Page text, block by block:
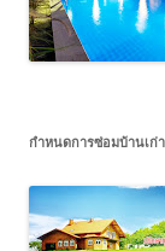
กำหนดการซ่อมบ้านเก่า